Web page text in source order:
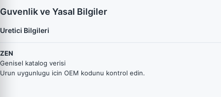
Guvenlik ve Yasal Bilgiler
Uretici Bilgileri
ZEN
Genisel katalog verisi
Urun uygunlugu icin OEM kodunu kontrol edin.